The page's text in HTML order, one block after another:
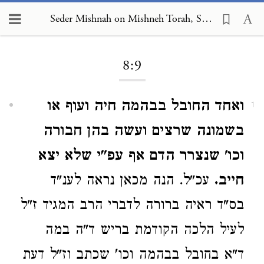
Seder Mishnah on Mishneh Torah, Sabbath 8:9
8:9
1
ואחד החובל בבהמה חיה ועוף או
בשמונה שרצים ועשה בהן חבורה
וכו' שנצרר הדם אף עפ"י שלא יצא
חייב. עכ"ל. הנה מכאן נראה לענ"ד
בס"ד ראיה ברורה לדברי הרב המגיד ז"ל
לעיל הלכה הקודמת בריש ד"ה במה
ד"א בחובל בבהמה וכו' שכתב וז"ל דעת